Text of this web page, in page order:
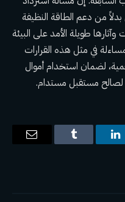
بدلاً من دعم الطاقة النظيفة
طويلة الأمد على البيئة
في مثل هذه القرارات
لضمان استخدام أموال
مستقبل مستدام.
لينكدإن Tumblr
البريد